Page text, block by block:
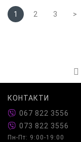
1 2 3 >
КОНТАКТИ
067 822 3556
073 822 3556
Пн-Пт: 9:00-19:00